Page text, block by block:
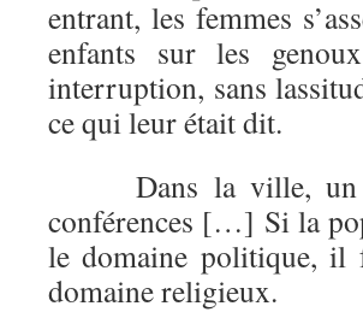
entrant, les femmes
enfants sur les
interruption, sans
ce qui leur était dit.
Dans la ville, un
conférences […] Si la
le domaine politique, il
domaine religieux.